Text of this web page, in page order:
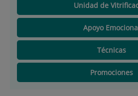
Unidad de
Apoyo
Técnicas
Promociones